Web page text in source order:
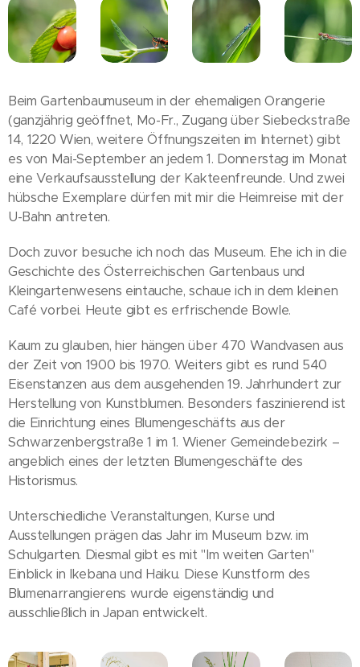
Beim Gartenbaumuseum in der ehemaligen Orangerie
(ganzjährig geöffnet, Mo-Fr., Zugang über Siebeckstraße
14, 1220 Wien, weitere Öffnungszeiten im Internet) gibt
es von Mai-September an jedem 1. Donnerstag im Monat
eine Verkaufsausstellung der Kakteenfreunde. Und zwei
hübsche Exemplare dürfen mit mir die Heimreise mit der
U-Bahn antreten.
Doch zuvor besuche ich noch das Museum. Ehe ich in die
Geschichte des Österreichischen Gartenbaus und
Kleingartenwesens eintauche, schaue ich in dem kleinen
Café vorbei. Heute gibt es erfrischende Bowle.
Kaum zu glauben, hier hängen über 470 Wandvasen aus
der Zeit von 1900 bis 1970. Weiters gibt es rund 540
Eisenstanzen aus dem ausgehenden 19. Jahrhundert zur
Herstellung von Kunstblumen. Besonders faszinierend ist
die Einrichtung eines Blumengeschäfts aus der
Schwarzenbergstraße 1 im 1. Wiener Gemeindebezirk –
angeblich eines der letzten Blumengeschäfte des
Historismus.
Unterschiedliche Veranstaltungen, Kurse und
Ausstellungen prägen das Jahr im Museum bzw. im
Schulgarten. Diesmal gibt es mit "Im weiten Garten"
Einblick in Ikebana und Haiku. Diese Kunstform des
Blumenarrangierens wurde eigenständig und
ausschließlich in Japan entwickelt.